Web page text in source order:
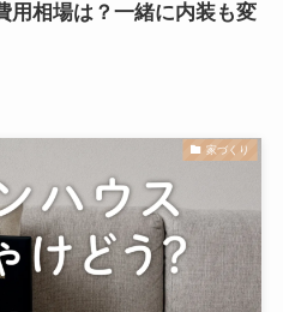
用相場は？一緒に内装も変
家づくり